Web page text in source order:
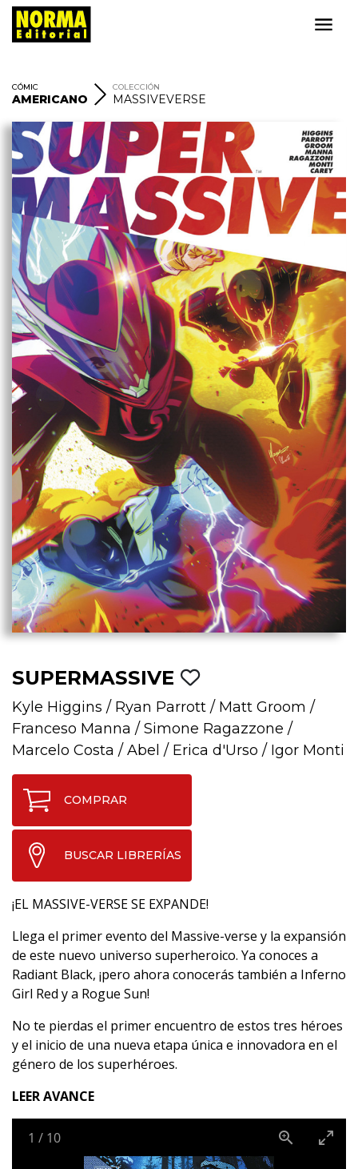
CÓMIC
AMERICANO
COLECCIÓN
MASSIVEVERSE
SUPERMASSIVE
Kyle Higgins / Ryan Parrott / Matt Groom /
Franceso Manna / Simone Ragazzone /
Marcelo Costa / Abel / Erica d'Urso / Igor Monti
COMPRAR
BUSCAR LIBRERÍAS
¡EL MASSIVE-VERSE SE EXPANDE!
Llega el primer evento del Massive-verse y la expansión
de este nuevo universo superheroico. Ya conoces a
Radiant Black, ¡pero ahora conocerás también a Inferno
Girl Red y a Rogue Sun!
No te pierdas el primer encuentro de estos tres héroes
y el inicio de una nueva etapa única e innovadora en el
género de los superhéroes.
LEER AVANCE
1 / 10